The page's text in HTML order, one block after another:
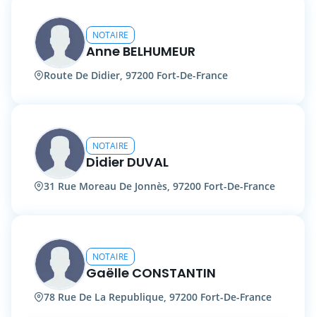
NOTAIRE
Anne BELHUMEUR
Route De Didier, 97200 Fort-De-France
NOTAIRE
Didier DUVAL
31 Rue Moreau De Jonnès, 97200 Fort-De-France
NOTAIRE
Gaëlle CONSTANTIN
78 Rue De La Republique, 97200 Fort-De-France